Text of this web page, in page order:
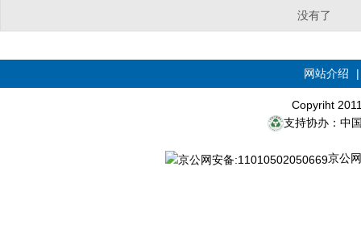
没有了
网站介绍
Copyriht
支持协办：中
京公